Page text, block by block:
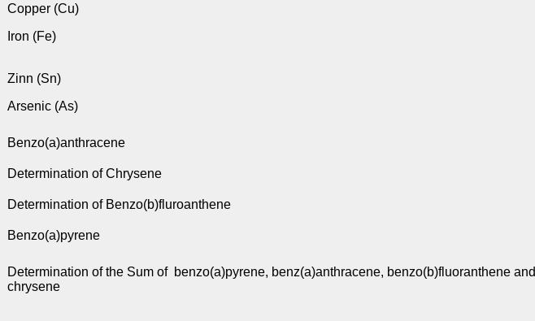
Copper (Cu)
Iron (Fe)
Zinn (Sn)
Arsenic (As)
Benzo(a)anthracene
Determination of Chrysene
Determination of Benzo(b)fluroanthene
Benzo(a)pyrene
Determination of the Sum of benzo(a)pyrene, benz(a)anthracene, benzo(b)fluoranthene and
chrysene